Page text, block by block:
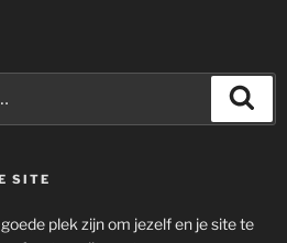
SITE
plek zijn om jezelf en je site te